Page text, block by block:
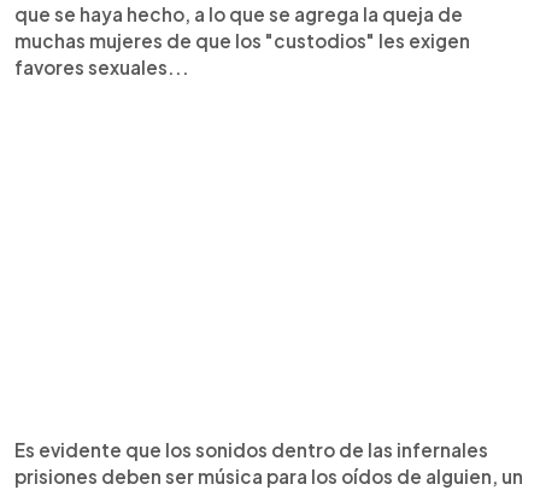
que se haya hecho, a lo que se agrega la queja de
muchas mujeres de que los "custodios" les exigen
favores sexuales...
Es evidente que los sonidos dentro de las infernales
prisiones deben ser música para los oídos de alguien, un